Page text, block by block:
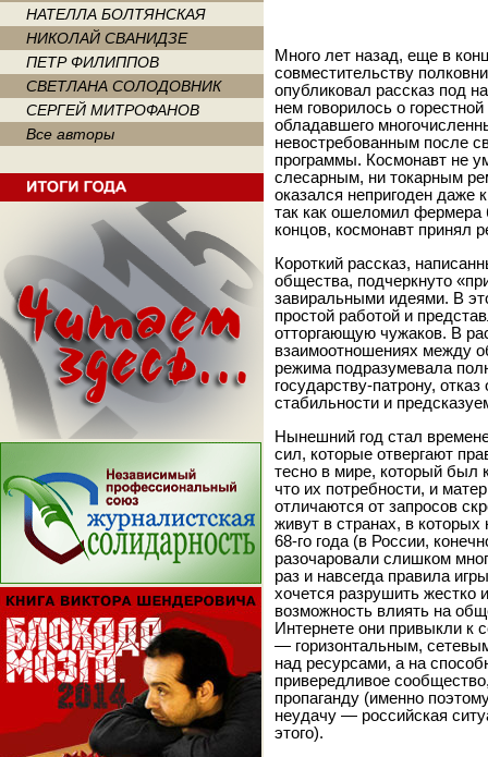
НАТЕЛЛА БОЛТЯНСКАЯ
НИКОЛАЙ СВАНИДЗЕ
ПЕТР ФИЛИППОВ
СВЕТЛАНА СОЛОДОВНИК
СЕРГЕЙ МИТРОФАНОВ
Все авторы
Много лет назад, еще в
совместительству
опубликовал рассказ под
нем говорилось о
обладавшего
невостребованным после
программы. Космонавт не
слесарным, ни токарным
оказался непригоден даже
так как ошеломил фермера
концов, космонавт принял
Короткий рассказ,
общества, подчеркнуто
завиральными идеями. В
простой работой и
отторгающую чужаков. В
взаимоотношениях между
режима подразумевала
государству-патрону,
стабильности и
Нынешний год стал
сил, которые отвергают
тесно в мире, который
что их потребности, и
отличаются от запросов
живут в странах, в которых
68-го года (в России,
разочаровали слишком
раз и навсегда правила
хочется разрушить жестко
возможность влиять на
Интернете они привыкли к
— горизонтальным,
над ресурсами, а на
привередливое
пропаганду (именно
неудачу — российская
этого).